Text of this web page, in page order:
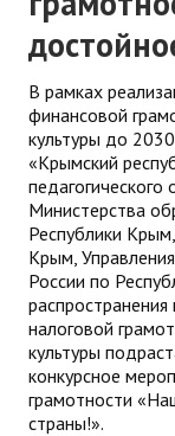
В рамках
финансовой
культуры до
«Крымский
Министерства
Республики
Крым,
России по
налоговой
культуры
конкурсное
грамотности
страны!».